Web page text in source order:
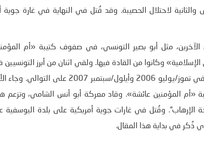
والثانية لاحتلال الحصيبة. وقد قُتل في النهاية في غارة
الآخرين، مثل أبو بصير التونسي، في صفوف كتيبة «أم
وكانوا من القادة فيها. ولقي اثنان من أبرز
«أم المؤمنين عائشة». وقاد معركة أبو أنس الشامي، وتزعم
ذُكر في بداية هذا المقال.